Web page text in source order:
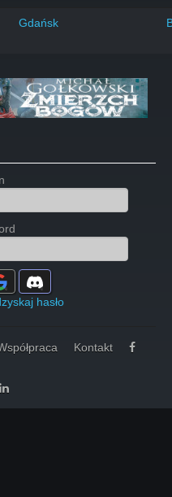
Gdańsk
hasło
Kontakt